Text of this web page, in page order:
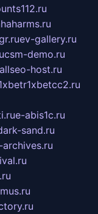
ev-gallery.ru
csm-demo.ru
allseo-host.ru
e-abis1c.ru
sand.ru
archives.ru